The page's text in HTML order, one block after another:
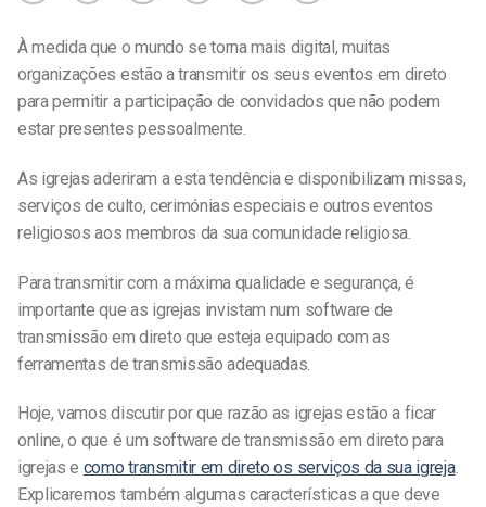
À medida que o mundo se torna mais digital, muitas
organizações estão a transmitir os seus eventos em direto
para permitir a participação de convidados que não podem
estar presentes pessoalmente.
As igrejas aderiram a esta tendência e disponibilizam missas,
serviços de culto, cerimónias especiais e outros eventos
religiosos aos membros da sua comunidade religiosa.
Para transmitir com a máxima qualidade e segurança, é
importante que as igrejas invistam num software de
transmissão em direto que esteja equipado com as
ferramentas de transmissão adequadas.
Hoje, vamos discutir por que razão as igrejas estão a ficar
online, o que é um software de transmissão em direto para
igrejas e como transmitir em direto os serviços da sua igreja.
Explicaremos também algumas características a que deve